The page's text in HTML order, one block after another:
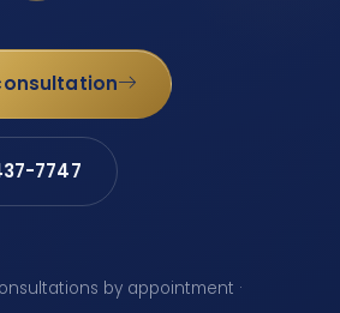
7747
by appointment ·